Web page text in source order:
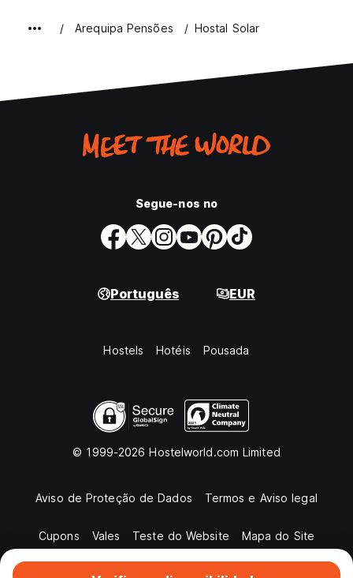
Arequipa Pensões Hostal Solar
Segue-nos no
Português EUR
Hostels Hotéis Pousada
© 1999-2026 Hostelworld.com Limited
Aviso de Proteção de Dados Termos e Aviso legal
Cupons Vales Teste do Website Mapa do Site